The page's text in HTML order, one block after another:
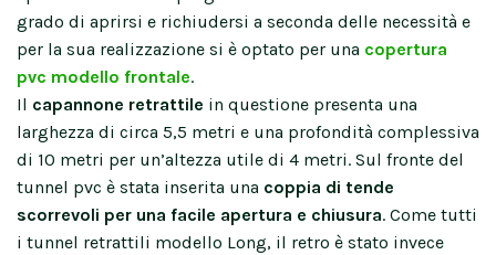
grado di aprirsi e richiudersi a seconda delle necessità e
per la sua realizzazione si è optato per una copertura
pvc modello frontale.
Il capannone retrattile in questione presenta una
larghezza di circa 5,5 metri e una profondità complessiva
di 10 metri per un’altezza utile di 4 metri. Sul fronte del
tunnel pvc è stata inserita una coppia di tende
scorrevoli per una facile apertura e chiusura. Come tutti
i tunnel retrattili modello Long, il retro è stato invece